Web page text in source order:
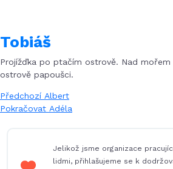
Tobiáš
Projížďka po ptačím ostrově. Nad
ostrově papoušci.
Navigace
pro
Předchozí Předchozí
příspěvek:
Albert
Pokračovat Následující
Adéla
Jelikož jsme organizace
lidmi, přihlašujeme se k